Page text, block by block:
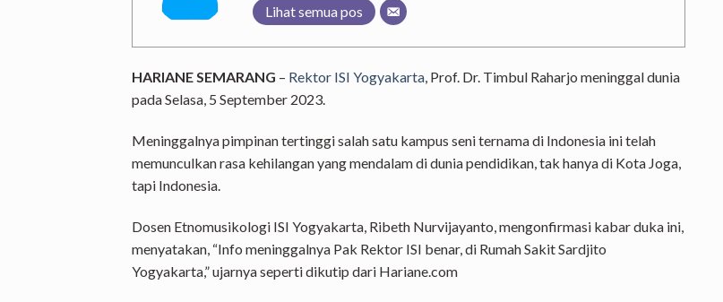
Lihat semua pos
HARIANE SEMARANG – Rektor ISI Yogyakarta, Prof. Dr. Timbul Raharjo meninggal dunia
pada Selasa, 5 September 2023.
Meninggalnya pimpinan tertinggi salah satu kampus seni ternama di Indonesia ini telah
memunculkan rasa kehilangan yang mendalam di dunia pendidikan, tak hanya di Kota Joga,
tapi Indonesia.
Dosen Etnomusikologi ISI Yogyakarta, Ribeth Nurvijayanto, mengonfirmasi kabar duka ini,
menyatakan, “Info meninggalnya Pak Rektor ISI benar, di Rumah Sakit Sardjito
Yogyakarta,” ujarnya seperti dikutip dari Hariane.com